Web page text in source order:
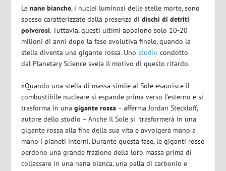
Lenane bianche, i nuclei luminosi delle stelle morte, sono
spesso caratterizzate dalla presenza didischi di detriti
polverosi. Tuttavia, questi ultimi appaiono solo 10-20
milioni di anni dopo la fase evolutiva finale, quando la
stella diventa una gigante rossa. Uno studio condotto
dal Planetary Science svela il motivo di questo ritardo.
«Quando una stella di massa simile al Sole esaurisce il
combustibile nucleare si espande prima verso l’esterno e si
trasforma in unagigante rossa – afferma Jordan Steckloff,
autore dello studio – Anche il Sole si trasformerà in una
gigante rossa alla fine della sua vita e avvolgerà mano a
mano i pianeti interni. Durante questa fase, le giganti rosse
perdono una grande frazione della loro massa prima di
collassare in una nana bianca, una palla di carbonio e